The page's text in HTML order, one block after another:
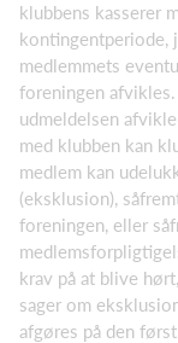
klubbens kasserer
kontingentperiode,
medlemmets
foreningen
udmeldelsen
med klubben kan
medlem kan
(eksklusion),
foreningen, eller
krav på at blive
sager om
afgøres på den